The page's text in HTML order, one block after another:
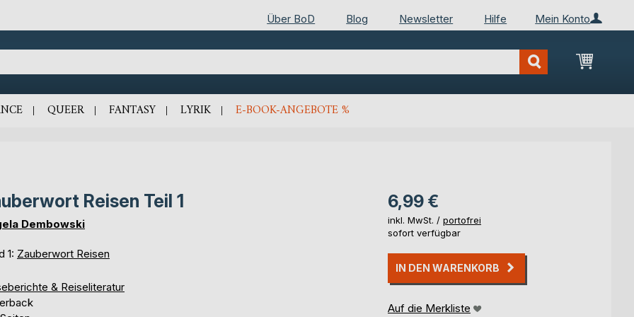
Mein Konto
Über BoD Blog Newsletter Hilfe
Mein
QUEER FANTASY LYRIK E-BOOK-ANGEBOTE %
Reisen Teil 1
Dembowski
1: Zauberwort Reisen
& Reiseliteratur
6,99 €
inkl. MwSt. / portofrei
sofort verfügbar
IN DEN WARENKORB
Auf die Merkliste